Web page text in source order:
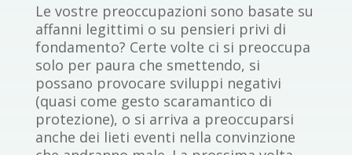
Le vostre preoccupazioni sono basate su
affanni legittimi o su pensieri privi di
fondamento? Certe volte ci si preoccupa
solo per paura che smettendo, si
possano provocare sviluppi negativi
(quasi come gesto scaramantico di
protezione), o si arriva a preoccuparsi
anche dei lieti eventi nella convinzione